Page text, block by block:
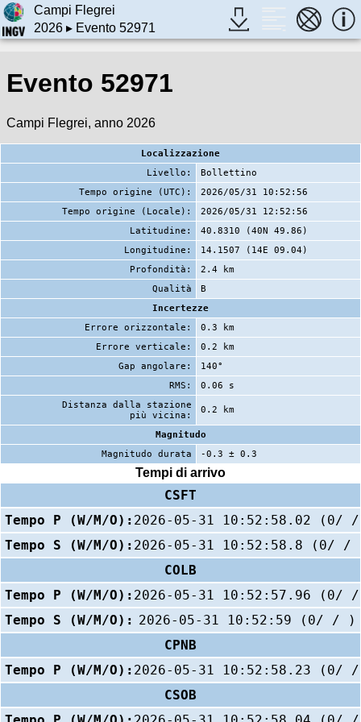
Campi Flegrei
2026▸ Evento 52971
Evento 52971
Campi Flegrei, anno 2026
Localizzazione
Livello:
Bollettino
Tempo origine (UTC):
2026/05/31 10:52:56
Tempo origine (Locale):
2026/05/31 12:52:56
Latitudine:
40.8310 (40N 49.86)
Longitudine:
14.1507 (14E 09.04)
Profondità:
2.4 km
Qualità
B
Incertezze
Errore orizzontale:
0.3 km
Errore verticale:
0.2 km
Gap angolare:
140°
RMS:
0.06 s
Distanza dalla stazione
più vicina:
0.2 km
Magnitudo
Magnitudo durata
-0.3 ± 0.3
Tempi di arrivo
CSFT
Tempo P (W/M/O): 2026-05-31 10:52:58.02 (0/
Tempo S (W/M/O): 2026-05-31 10:52:58.8 (0/ /
COLB
Tempo P (W/M/O): 2026-05-31 10:52:57.96 (0/
Tempo S (W/M/O): 2026-05-31 10:52:59 (0/ / )
CPNB
Tempo P (W/M/O): 2026-05-31 10:52:58.23 (0/
CSOB